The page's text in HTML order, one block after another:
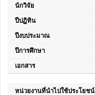
นักวิจัย
ปีปฏิทิน
ปีงบประมาณ
ปีการศึกษา
เอกสาร
หน่วยงานที่นำไปใช้ประโยชน์